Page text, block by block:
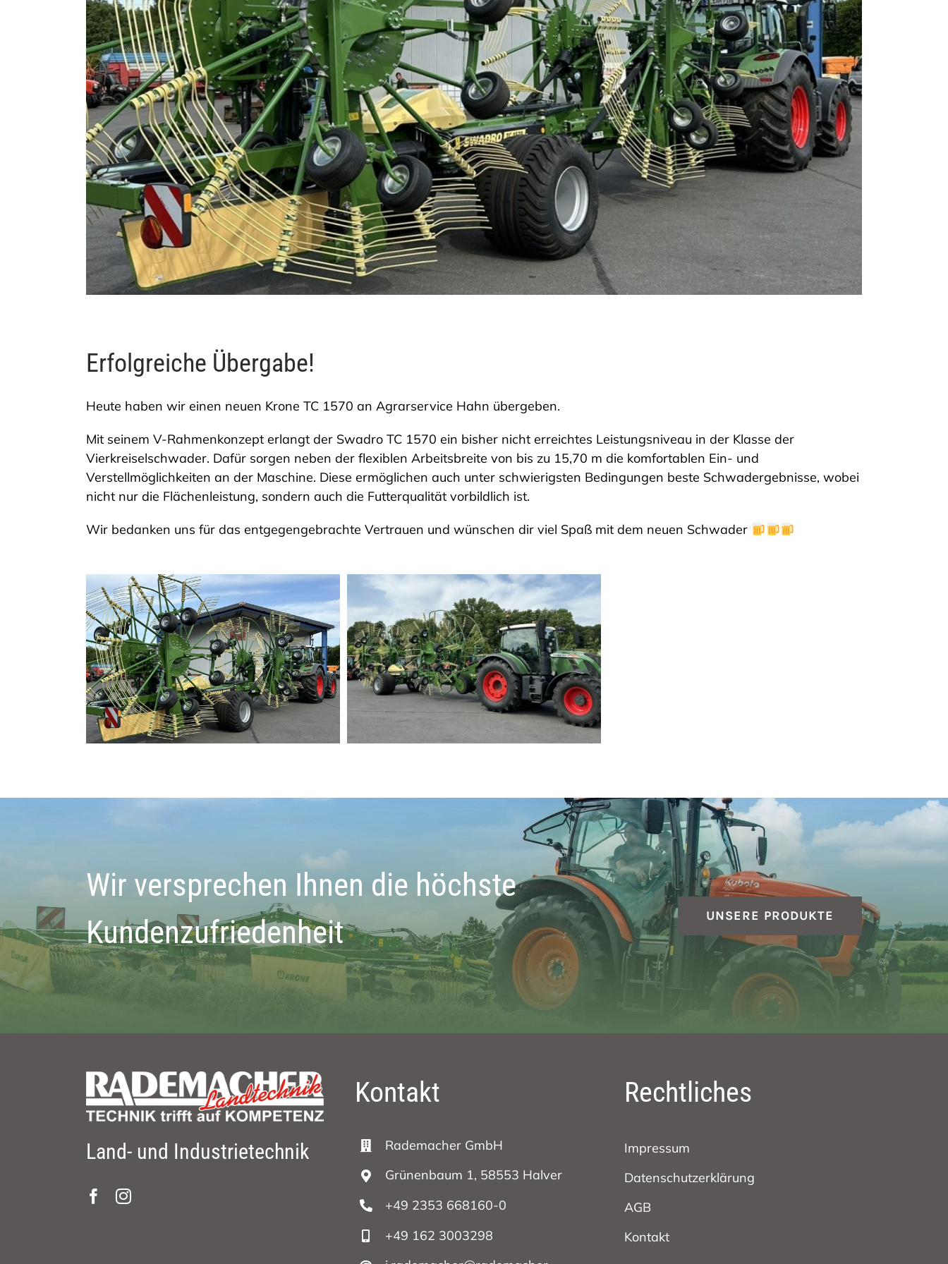
Erfolgreiche Übergabe!
Heute haben wir einen neuen Krone TC 1570 an Agrarservice Hahn übergeben.
Mit seinem V-Rahmenkonzept erlangt der Swadro TC 1570 ein bisher nicht erreichtes Leistungsniveau in der Klasse der
Vierkreiselschwader. Dafür sorgen neben der flexiblen Arbeitsbreite von bis zu 15,70 m die komfortablen Ein- und
Verstellmöglichkeiten an der Maschine. Diese ermöglichen auch unter schwierigsten Bedingungen beste Schwadergebnisse, wobei
nicht nur die Flächenleistung, sondern auch die Futterqualität vorbildlich ist.
Wir bedanken uns für das entgegengebrachte Vertrauen und wünschen dir viel Spaß mit dem neuen Schwader
Wir versprechen Ihnen die höchste
Kundenzufriedenheit
UNSERE PRODUKTE
Land- und Industrietechnik
Kontakt
Rademacher GmbH
Grünenbaum 1, 58553 Halver
+49 2353 668160-0
+49 162 3003298
Rechtliches
Impressum
Datenschutzerklärung
AGB
Kontakt